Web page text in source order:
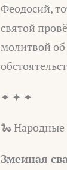
Феодосий,
святой
молитвой об
✦ ✦ ✦
🐍
Змеиная